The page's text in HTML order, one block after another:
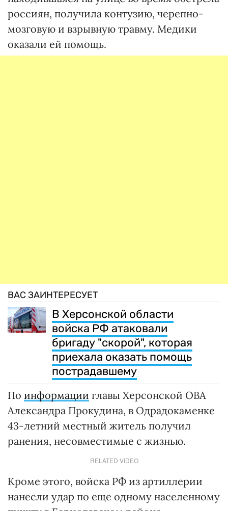
россиян, получила контузию, черепно-
мозговую и взрывную травму. Медики
оказали ей помощь.
ВАС ЗАИНТЕРЕСУЕТ
В Херсонской области
войска РФ атаковали
бригаду "скорой", которая
приехала оказать помощь
пострадавшему
По информации главы Херсонской ОВА
Александра Прокудина, в Одрадокаменке
43-летний местный житель получил
ранения, несовместимые с жизнью.
RELATED VIDEO
Кроме этого, войска РФ из артиллерии
нанесли удар по еще одному населенному